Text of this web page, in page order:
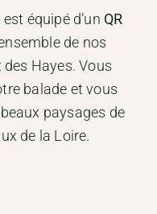
équipé d’un QR
de nos
Hayes. Vous
balade et vous
paysages de
de la Loire.